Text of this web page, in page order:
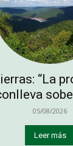
“La
05/08/2026
Leer más